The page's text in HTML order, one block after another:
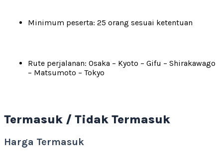
Minimum peserta: 25 orang sesuai ketentuan
Rute perjalanan: Osaka – Kyoto – Gifu – Shirakawago
– Matsumoto – Tokyo
Termasuk / Tidak Termasuk
Harga Termasuk